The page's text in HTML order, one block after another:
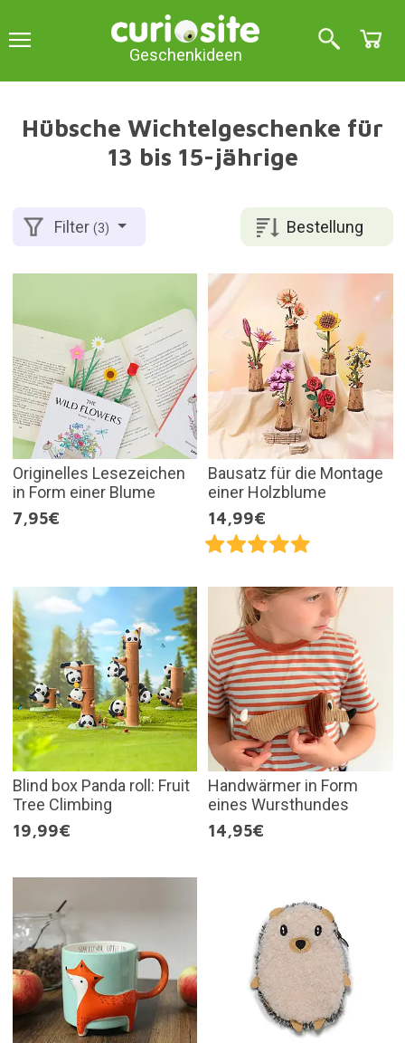
Geschenkideen
Hübsche Wichtelgeschenke für
13 bis 15-jährige
Bestellung
Filter(3)
Originelles Lesezeichen
in Form einer Blume
7,95€
Bausatz für die Montage
einer Holzblume
14,99€
Blind box Panda roll: Fruit
Tree Climbing
19,99€
Handwärmer in Form
eines Wursthundes
14,95€